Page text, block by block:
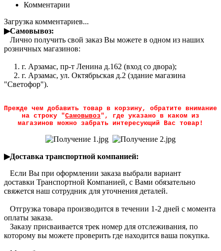
Комментарии
Загрузка комментариев...
▶Самовывоз:
Лично получить свой заказ Вы можете в одном из наших
розничных магазинов:
1. г. Арзамас, пр-т Ленина д.162 (вход со двора);
2. г. Арзамас, ул. Октябрьская д.2 (здание магазина
"Светофор").
Прежде чем добавить товар в корзину, обратите внимание
на строку "Самовывоз", где указано в каком из
магазинов можно забрать интересующий Вас товар!
▶Доставка транспортной компанией:
Если Вы при оформлении заказа выбрали вариант
доставки Транспортной Компанией, с Вами обязательно
свяжется наш сотрудник для уточнения деталей.
Отгрузка товара производится в течении 1-2 дней с момента
оплаты заказа.
Заказу присваивается трек номер для отслеживания, по
которому вы можете проверить где находится ваша покупка.